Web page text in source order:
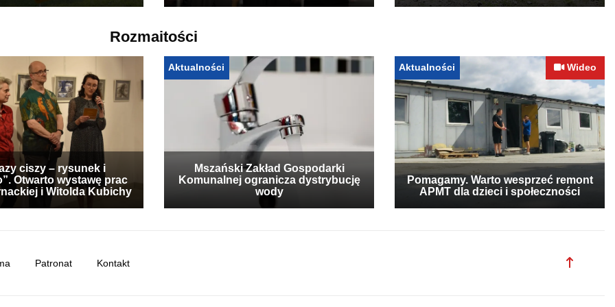
Rozmaitości
ciszy – rysunek i
Otwarto wystawę prac
i Witolda Kubichy
Aktualności
Mszański Zakład Gospodarki
Komunalnej ogranicza dystrybucję
wody
Aktualności Wideo
Pomagamy. Warto wesprzeć remont
APMT dla dzieci i społeczności
Patronat Kontakt